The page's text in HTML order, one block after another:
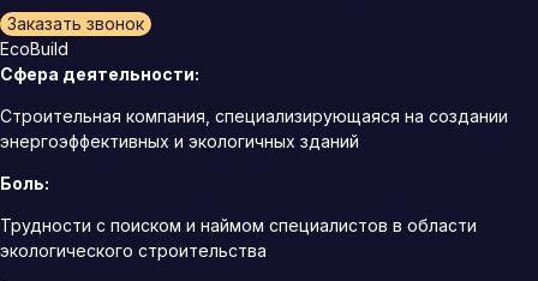
Заказать звонок
EcoBuild
Сфера деятельности:
Строительная компания, специализирующаяся на создании
энергоэффективных и экологичных зданий
Боль:
Трудности с поиском и наймом специалистов в области
экологического строительства